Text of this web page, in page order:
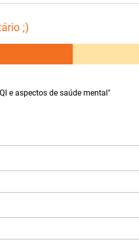
;)
e aspectos de saúde mental"